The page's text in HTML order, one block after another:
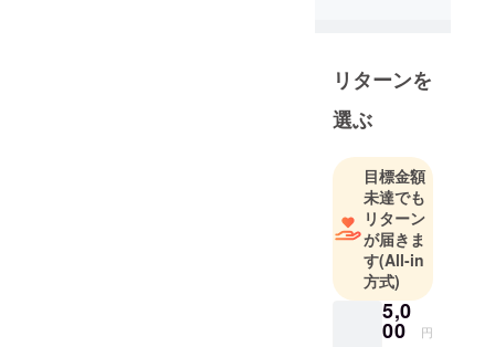
リターンを
選ぶ
目標金額
未達でも
リターン
が届きま
す(All-in
方式)
5,0
00 円